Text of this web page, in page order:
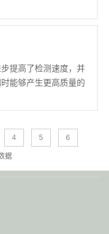
提高了检测速度，并
能够产生更高质量的
4 5 6
据